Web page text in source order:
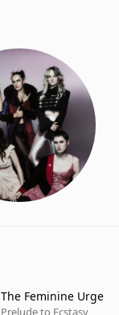
The Feminine Urge
Prelude to Ecstasy